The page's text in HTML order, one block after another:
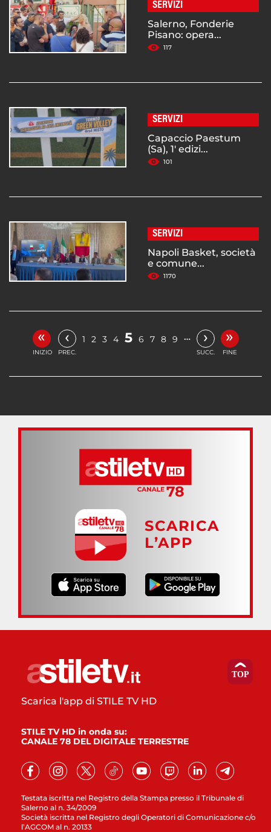
SERVIZI
Salerno, Fonderie
Pisano: opera...
117
SERVIZI
Capaccio Paestum
(Sa), 1' edizi...
101
SERVIZI
Napoli Basket, società
e comune...
1170
«
INIZIO
‹
PREC.
1 2 3 4 5 6 7 8 9 … ›
SUCC.
»
FINE
SCARICA
L’APP
Testata iscritta nel Registro della Stampa presso il Tribunale di
Salerno al n. 34/2009
Società iscritta nel Registro degli Operatori di Comunicazione c/o
l’AGCOM al n. 20133
Scarica l'app di STILE TV HD
STILE TV HD in onda su:
CANALE 78 DEL DIGITALE TERRESTRE